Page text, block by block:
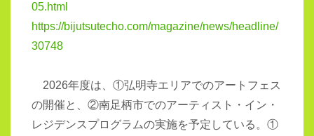
05.html
https://bijutsutecho.com/magazine/news/headline/
30748
2026年度は、①弘明寺エリアでのアートフェス
の開催と、②南足柄市でのアーティスト・イン・
レジデンスプログラムの実施を予定している。①